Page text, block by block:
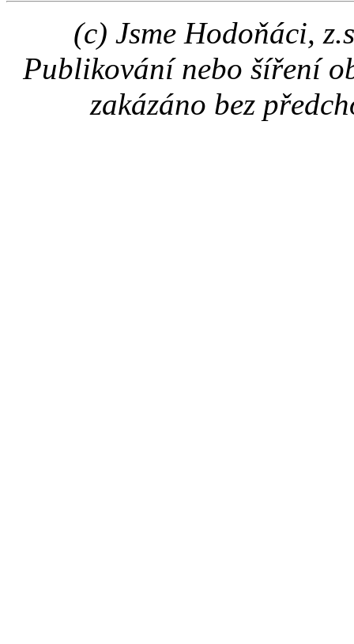
(c) Jsme Hodoňáci,
Publikování nebo šíření
zakázáno bez